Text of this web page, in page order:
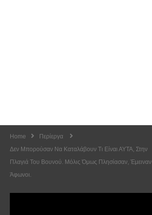
Home
Περίεργα
Δεν Μπορούσαν Να Καταλάβουν Τι Είναι ΑΥΤΑ, Στην
Πλαγιά Του Βουνού. Μόλις Όμως Πλησίασαν, Έμειναν
Άφωνοι.